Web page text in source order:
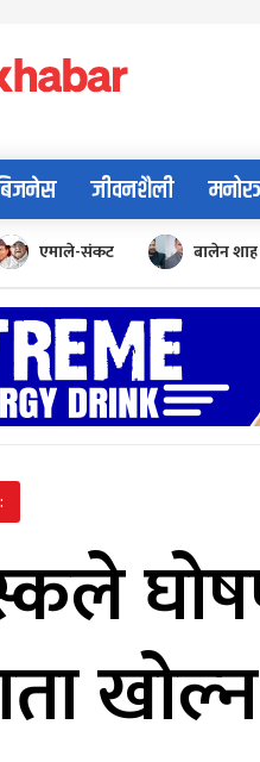
जीवनशैली
एमाले-संकट बालेन शाह
खोल्न